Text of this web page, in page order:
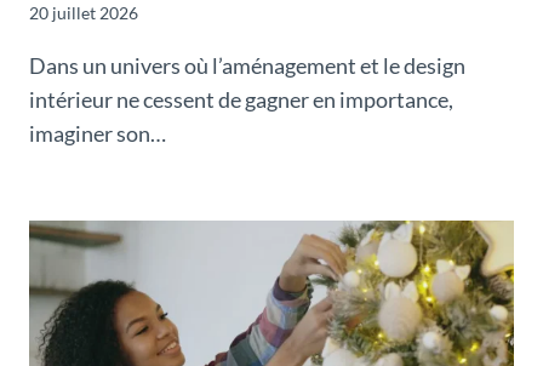
20 juillet 2026
Dans un univers où l’aménagement et le design
intérieur ne cessent de gagner en importance,
imaginer son…